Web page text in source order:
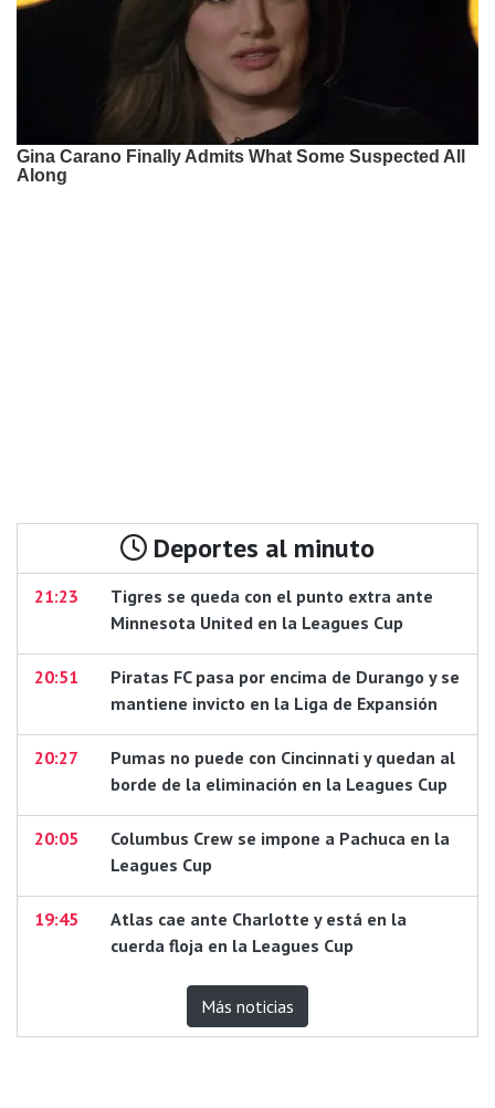
Deportes al minuto
21:23
Tigres se queda con el punto extra ante
Minnesota United en la Leagues Cup
20:51
Piratas FC pasa por encima de Durango y se
mantiene invicto en la Liga de Expansión
20:27
Pumas no puede con Cincinnati y quedan al
borde de la eliminación en la Leagues Cup
20:05
Columbus Crew se impone a Pachuca en la
Leagues Cup
19:45
Atlas cae ante Charlotte y está en la
cuerda floja en la Leagues Cup
Más noticias